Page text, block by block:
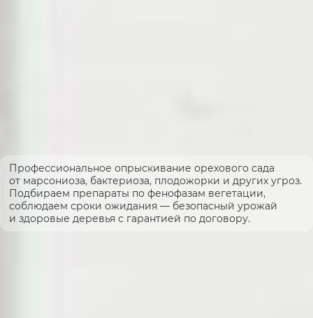
Профессиональное опрыскивание орехового сада
от марсониоза, бактериоза, плодожорки и других угроз.
Подбираем препараты по фенофазам вегетации,
соблюдаем сроки ожидания — безопасный урожай
и здоровые деревья с гарантией по договору.